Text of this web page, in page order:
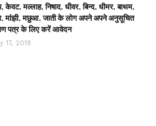
केवट, मल्लाह, निषाद, धीवर, बिन्द, धीमर, बाथम,
मांझी, मछुआ, जाती के लोग अपने अपने अनुसूचित
पत्र के लिए करें आवेदन
17, 2019